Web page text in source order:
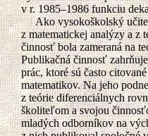
v r. 1985–1986 funkciu
Ako vysokoškolský učiteľ
z matematickej analýzy a z
činnosť bola zameraná na
Publikačná činnosť
prác, ktoré sú často
matematikov. Na jeho
z teórie diferenciálnych
školiteľom a svojou
mladých odborníkov na